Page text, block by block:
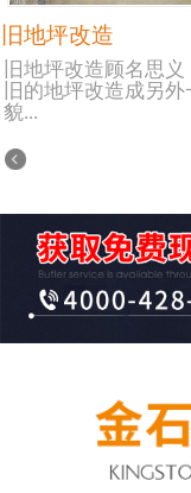
旧地坪改造
旧地坪改造顾名思
旧的地坪改造成另
貌...